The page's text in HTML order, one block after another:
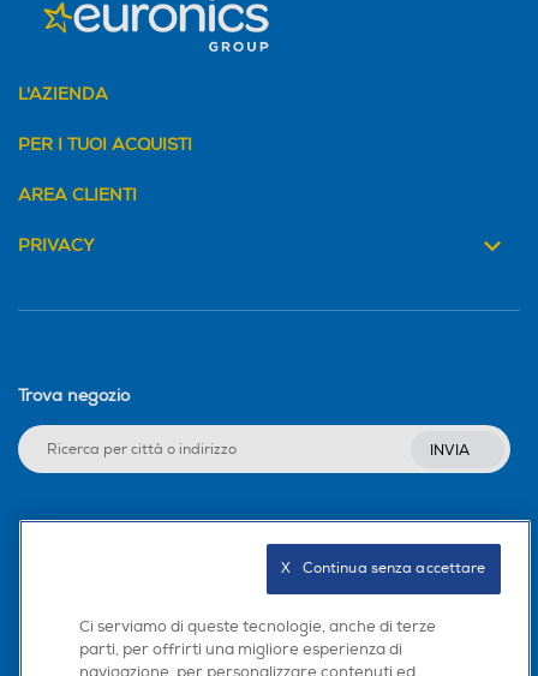
L'AZIENDA
PER I TUOI ACQUISTI
AREA CLIENTI
PRIVACY
Trova negozio
INVIA
Scarica la nostra app
Ci serviamo di queste tecnologie, anche di terze
parti, per offrirti una migliore esperienza di
X   Continua senza accettare